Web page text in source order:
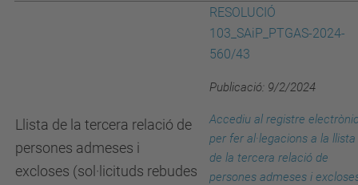
Llista de la tercera relació de
persones admeses i
excloses (sol·licituds rebudes
RESOLUCIÓ
103_SAiP_PTGAS-2024-
560/43
Publicació: 9/2/2024
Accediu al registre
per fer al·legacions a la llista
de la tercera relació de
persones admeses i